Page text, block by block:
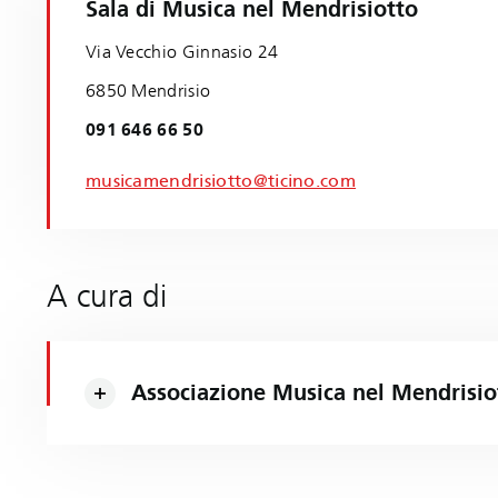
Sala di Musica nel Mendrisiotto
Via Vecchio Ginnasio 24
6850 Mendrisio
091 646 66 50
musicamendrisiotto@ticino.com
A cura di
Associazione Musica nel